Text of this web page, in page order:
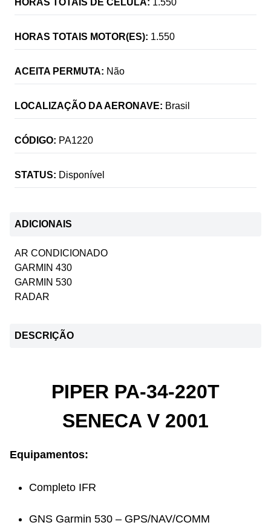
HORAS TOTAIS DE CÉLULA: 1.550
HORAS TOTAIS MOTOR(ES): 1.550
ACEITA PERMUTA: Não
LOCALIZAÇÃO DA AERONAVE: Brasil
CÓDIGO: PA1220
STATUS: Disponível
ADICIONAIS
AR CONDICIONADO
GARMIN 430
GARMIN 530
RADAR
DESCRIÇÃO
PIPER PA-34-220T
SENECA V 2001
Equipamentos:
Completo IFR
GNS Garmin 530 – GPS/NAV/COMM